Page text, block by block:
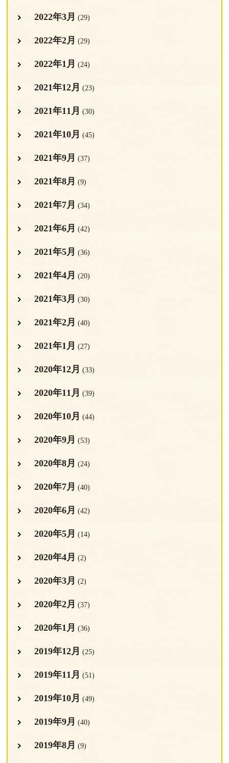
2022年3月 (29)
2022年2月 (29)
2022年1月 (24)
2021年12月 (23)
2021年11月 (30)
2021年10月 (45)
2021年9月 (37)
2021年8月 (9)
2021年7月 (34)
2021年6月 (42)
2021年5月 (36)
2021年4月 (20)
2021年3月 (30)
2021年2月 (40)
2021年1月 (27)
2020年12月 (33)
2020年11月 (39)
2020年10月 (44)
2020年9月 (53)
2020年8月 (24)
2020年7月 (40)
2020年6月 (42)
2020年5月 (14)
2020年4月 (2)
2020年3月 (2)
2020年2月 (37)
2020年1月 (36)
2019年12月 (25)
2019年11月 (51)
2019年10月 (49)
2019年9月 (40)
2019年8月 (9)